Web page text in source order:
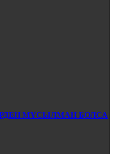
МҰСЫЛМАН БОЛСА